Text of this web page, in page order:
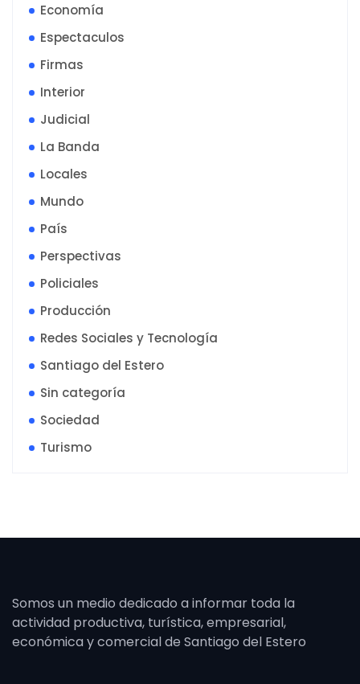
Economía
Espectaculos
Firmas
Interior
Judicial
La Banda
Locales
Mundo
País
Perspectivas
Policiales
Producción
Redes Sociales y Tecnología
Santiago del Estero
Sin categoría
Sociedad
Turismo
Somos un medio dedicado a informar toda la
actividad productiva, turística, empresarial,
económica y comercial de Santiago del Estero